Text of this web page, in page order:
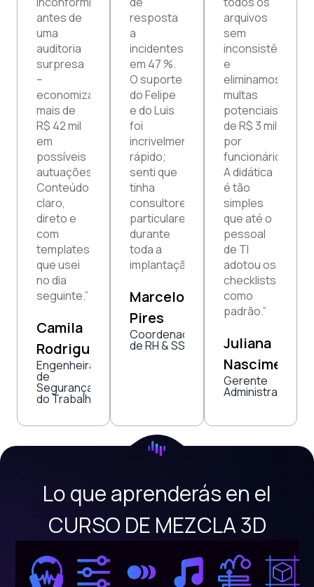
antes de
uma
auditoria
surpresa
–
economizamos
mais de
R$ 42 mil
em
possíveis
autuações.
Conteúdo
claro,
direto e
com
templates
que usei
no dia
seguinte.”
Camila
Rodrigues
Engenheira
de
Segurança
do Trabalho
resposta
a
incidentes
em 47 %.
O suporte
do Felipe
e do Luis
foi
incrivelmente
rápido;
senti que
tinha
consultores
particulares
durante
toda a
implantação.”
Marcelo
Pires
Coordenador
de RH & SST
arquivos
sem
inconsistências
e
eliminamos
multas
potenciais
de R$ 3 mil
por
funcionário.
A didática
é tão
simples
que até o
pessoal
de TI
adotou os
checklists
como
padrão.”
Juliana
Nascimento
Gerente
Administrativa
Lo que aprenderás en el
CURSO DE MEZCLA 3D